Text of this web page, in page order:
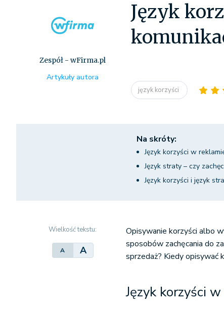
Język
język korzyści
Zespół - wFirma.pl
Artykuły autora
Na skróty:
Język korzyści w
Język straty – czy
Język korzyści i język
Wielkość tekstu:
A A
Opisywanie korzyści albo
sposobów zachęcania do
sprzedaż? Kiedy opisywać
Język korzyści